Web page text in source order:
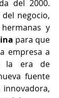
del 2000.
negocio,
y
para que
empresa a
la era de
fuente